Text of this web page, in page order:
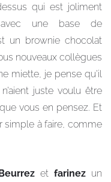
qui est joliment
une base de
un brownie chocolat
nouveaux collègues
miette, je pense qu’il
juste voulu être
vous en pensez. Et
simple à faire, comme
Beurrez et farinez un